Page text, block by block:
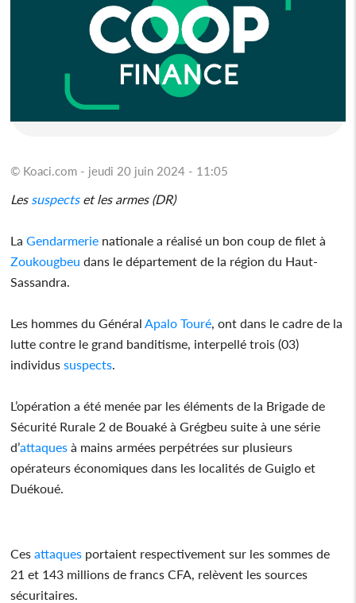
© Koaci.com - jeudi 20 juin 2024 - 11:05
Les suspectset les armes (DR)
LaGendarmerie nationale a réalisé un bon coup de filet à
Zoukougbeu dans le département de la région du Haut-
Sassandra.
Les hommes du Général Apalo Touré , ont dans le cadre de la
lutte contre le grand banditisme, interpellé trois (03)
individussuspects
L’opération a été menée par les éléments de la Brigade de
Sécurité Rurale 2 de Bouaké à Grégbeu suite à une série
d’attaques à mains armées perpétrées sur plusieurs
opérateurs économiques dans les localités de Guiglo et
Duékoué.
Cesattaques portaient respectivement sur les sommes de
21 et 143 millions de francs CFA, relèvent les sources
sécuritaires.